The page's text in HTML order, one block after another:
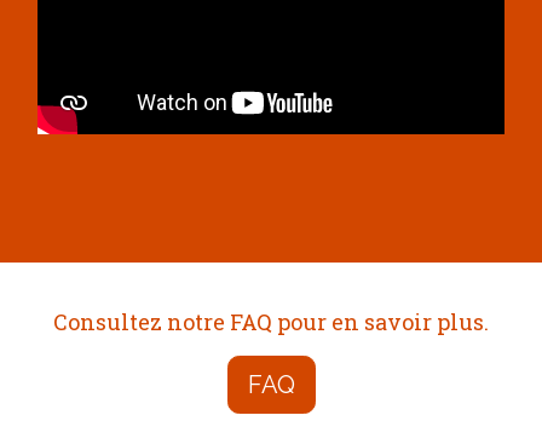
Consultez notre FAQ pour en savoir plus.
FAQ